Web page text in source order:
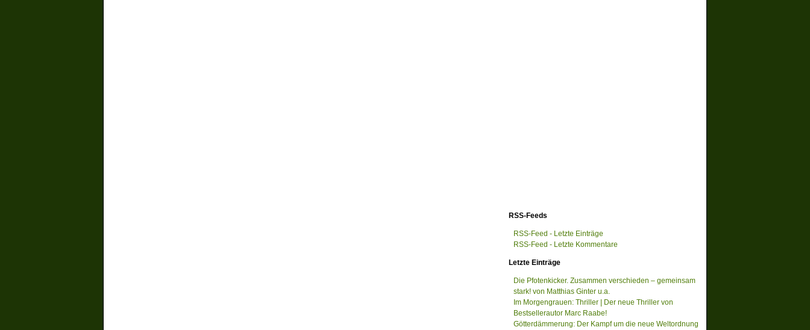
RSS-Feeds
RSS-Feed - Letzte Einträge
RSS-Feed - Letzte Kommentare
Letzte Einträge
Die Pfotenkicker. Zusammen verschieden – gemeinsam
stark! von Matthias Ginter u.a.
Im Morgengrauen: Thriller | Der neue Thriller von
Bestsellerautor Marc Raabe!
Götterdämmerung: Der Kampf um die neue Weltordnung